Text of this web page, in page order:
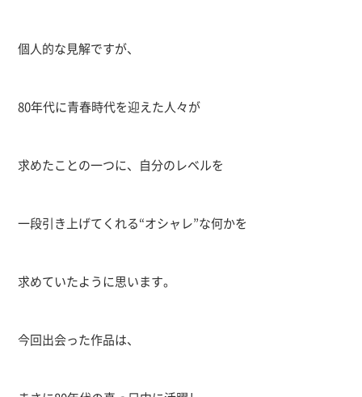
個人的な見解ですが、
80年代に青春時代を迎えた人々が
求めたことの一つに、自分のレベルを
一段引き上げてくれる“オシャレ”な何かを
求めていたように思います。
今回出会った作品は、